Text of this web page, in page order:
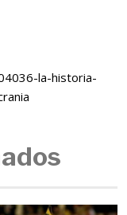
la-historia-